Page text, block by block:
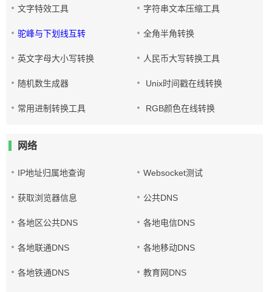
文字特效工具 字符串文本压缩工具
驼峰与下划线互转 全角半角转换
英文字母大小写转换 人民币大写转换工具
随机数生成器 Unix时间戳在线转换
常用进制转换工具 RGB颜色在线转换
网络
IP地址归属地查询 Websocket测试
获取浏览器信息 公共DNS
各地区公共DNS 各地电信DNS
各地联通DNS 各地移动DNS
各地铁通DNS 教育网DNS